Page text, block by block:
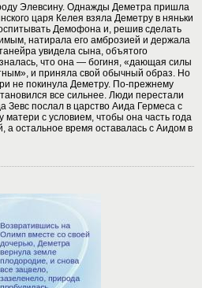
Элевсину. Однажды Деметра пришла
царя Келея взяла Деметру в няньки
Демофона и, решив сделать
натирала его амброзией и держала
увидела сына, объятого
что она — богиня, «дающая силы
и приняла свой обычный образ. Но
не покинула Деметру. По-прежнему
все сильнее. Люди перестали
Зевс послал в царство Аида Гермеса с
с условием, чтобы она часть года
а остальное время оставалась с Аидом в